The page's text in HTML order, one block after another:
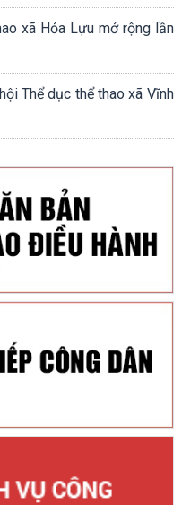
- 30/4/2026)
xã Hỏa Lựu mở rộng lần
dục thể thao xã Vĩnh